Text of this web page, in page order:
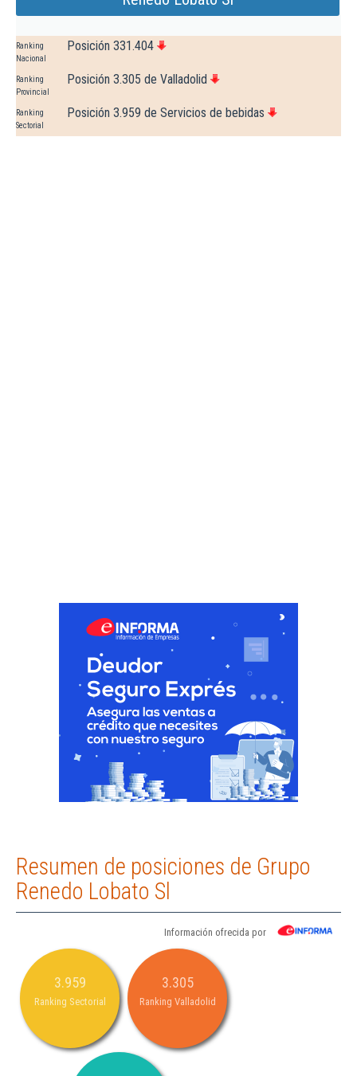
Ranking
Nacional
Posición 331.404
Ranking
Provincial
Posición 3.305 de Valladolid
Ranking
Sectorial
Posición 3.959 de Servicios de bebidas
Resumen de posiciones de Grupo
Renedo Lobato Sl
Información ofrecida por
3.959
Ranking Sectorial
3.305
Ranking Valladolid